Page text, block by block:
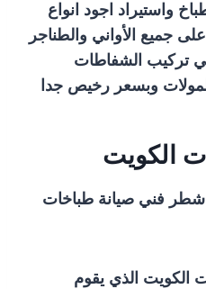
واستيراد اجود انواع
جميع الأواني والطناجر
في تركيب الشفاطات
وبسعر رخيص جدا
الكويت
فني صيانة طباخات
الكويت الذي يقوم